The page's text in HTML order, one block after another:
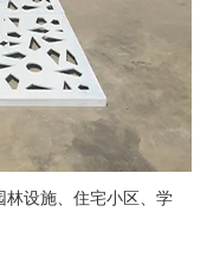
设施、住宅小区、学